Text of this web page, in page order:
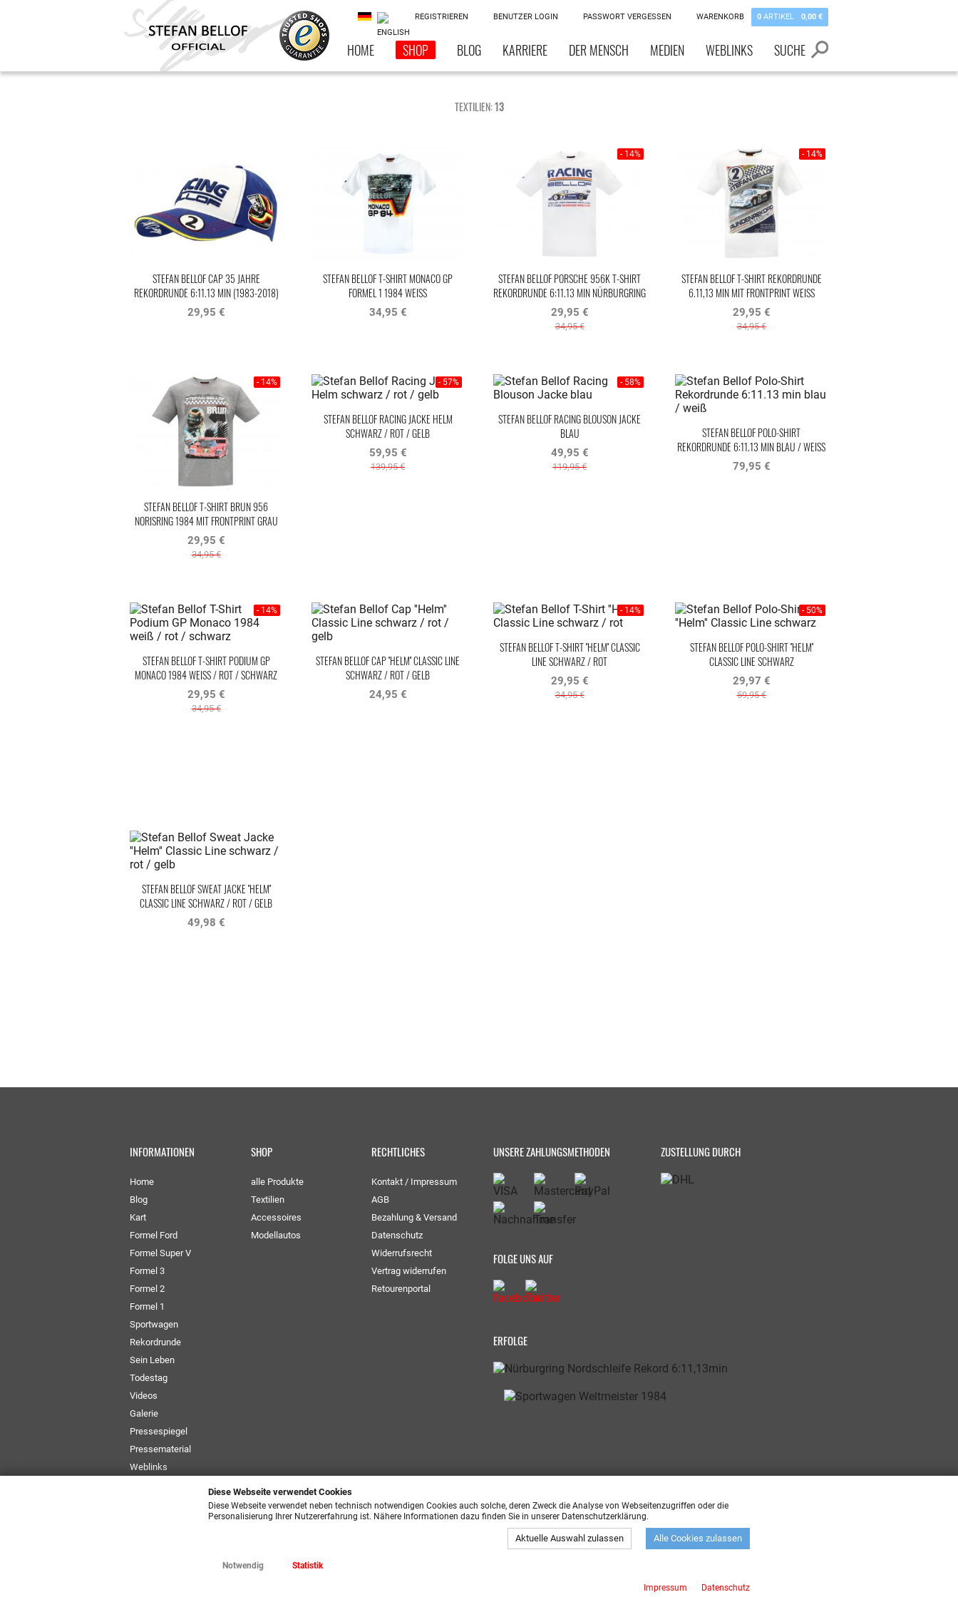
REGISTRIEREN BENUTZER LOGIN PASSWORT VERGESSEN WARENKORB 0 ARTIKEL 0,00 €
HOME SHOP BLOG KARRIERE DER MENSCH MEDIEN WEBLINKS SUCHE
TEXTILIEN:13
STEFAN BELLOF CAP 35 JAHRE
REKORDRUNDE 6:11.13 MIN (1983-2018)
BLAU / WEISS
29,95 €
STEFAN BELLOF T-SHIRT MONACO GP
FORMEL 1 1984 WEISS
34,95 €
STEFAN BELLOF PORSCHE 956K T-SHIRT
REKORDRUNDE 6:11.13 MIN NÜRBURGRING
1983 WEISS
29,95 €
34,95 €
- 14%
STEFAN BELLOF T-SHIRT REKORDRUNDE
6.11,13 MIN MIT FRONTPRINT WEISS
29,95 €
34,95 €
- 14%
STEFAN BELLOF T-SHIRT BRUN 956
NORISRING 1984 MIT FRONTPRINT GRAU
29,95 €
34,95 €
- 14%
STEFAN BELLOF RACING JACKE HELM
SCHWARZ / ROT / GELB
59,95 €
139,95 €
- 57%
STEFAN BELLOF RACING BLOUSON JACKE
BLAU
49,95 €
119,95 €
- 58%
STEFAN BELLOF POLO-SHIRT
REKORDRUNDE 6:11.13 MIN BLAU / WEISS
79,95 €
STEFAN BELLOF T-SHIRT PODIUM GP
MONACO 1984 WEISS / ROT / SCHWARZ
29,95 €
34,95 €
- 14%
STEFAN BELLOF CAP ''HELM'' CLASSIC LINE
SCHWARZ / ROT / GELB
24,95 €
STEFAN BELLOF T-SHIRT ''HELM'' CLASSIC
LINE SCHWARZ / ROT
29,95 €
34,95 €
- 14%
STEFAN BELLOF POLO-SHIRT ''HELM''
CLASSIC LINE SCHWARZ
29,97 €
59,95 €
- 50%
STEFAN BELLOF SWEAT JACKE ''HELM''
CLASSIC LINE SCHWARZ / ROT / GELB
49,98 €
INFORMATIONEN
Home
Blog
Kart
Formel Ford
Formel Super V
Formel 3
Formel 2
Formel 1
Sportwagen
Rekordrunde
Sein Leben
Todestag
Videos
Galerie
Pressespiegel
Pressematerial
Weblinks
SHOP
alle Produkte
Textilien
Accessoires
Modellautos
RECHTLICHES
Kontakt / Impressum
AGB
Bezahlung & Versand
Datenschutz
Widerrufsrecht
Vertrag widerrufen
Retourenportal
UNSERE ZAHLUNGSMETHODEN ZUSTELLUNG DURCH
FOLGE UNS AUF
ERFOLGE
© 2026 ck-Merchandising GmbH | Alle Rechte vorbehalten | * Preisangaben inkl. gesetzliche MwSt. zzgl.Versandkosten
Diese Webseite verwendet Cookies
Diese Webseite verwendet neben technisch notwendigen Cookies auch solche, deren Zweck die Analyse von Webseitenzugriffen oder die
Personalisierung Ihrer Nutzererfahrung ist. Nähere Informationen dazu finden Sie in unserer Datenschutzerklärung.
Aktuelle Auswahl zulassen Alle Cookies zulassen
Notwendig Statistik
Impressum Datenschutz